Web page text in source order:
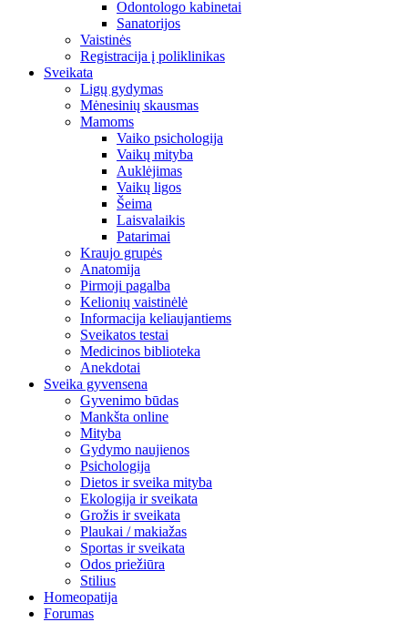
Odontologo kabinetai
Sanatorijos
Vaistinės
Registracija į poliklinikas
Sveikata
Ligų gydymas
Mėnesinių skausmas
Mamoms
Vaiko psichologija
Vaikų mityba
Auklėjimas
Vaikų ligos
Šeima
Laisvalaikis
Patarimai
Kraujo grupės
Anatomija
Pirmoji pagalba
Kelionių vaistinėlė
Informacija keliaujantiems
Sveikatos testai
Medicinos biblioteka
Anekdotai
Sveika gyvensena
Gyvenimo būdas
Mankšta online
Mityba
Gydymo naujienos
Psichologija
Dietos ir sveika mityba
Ekologija ir sveikata
Grožis ir sveikata
Plaukai / makiažas
Sportas ir sveikata
Odos priežiūra
Stilius
Homeopatija
Forumas